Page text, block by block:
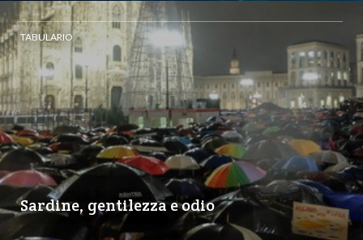
TABULARIO
Sardine, gentilezza e odio